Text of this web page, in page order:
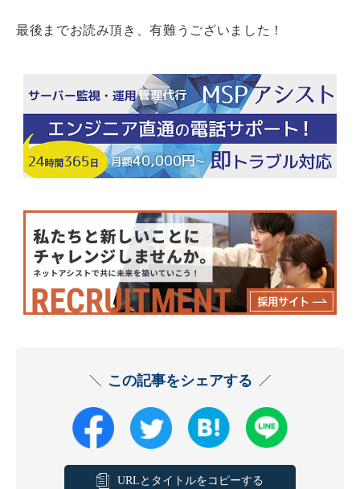
最後までお読み頂き、有難うございました！
この記事をシェアする
URLとタイトルをコピーする